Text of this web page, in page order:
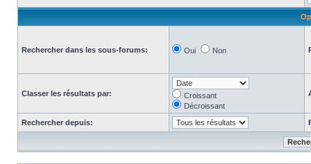
Rechercher dans les sous-forums: Oui Non
Classer les résultats par:
Croissant
Décroissant
Rechercher depuis: